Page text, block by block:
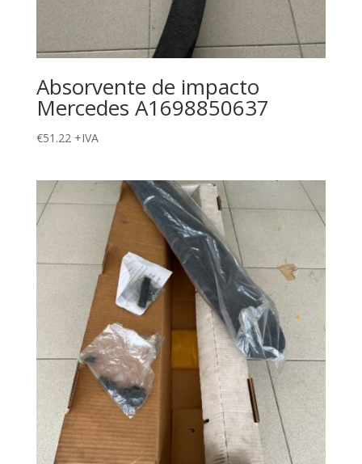
Absorvente de impacto
Mercedes A1698850637
€51.22 +IVA